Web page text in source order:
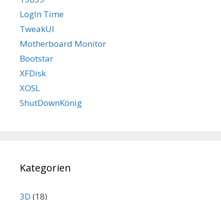
LogIn Time
TweakUI
Motherboard Monitor
Bootstar
XFDisk
XOSL
ShutDownKönig
Kategorien
3D (18)